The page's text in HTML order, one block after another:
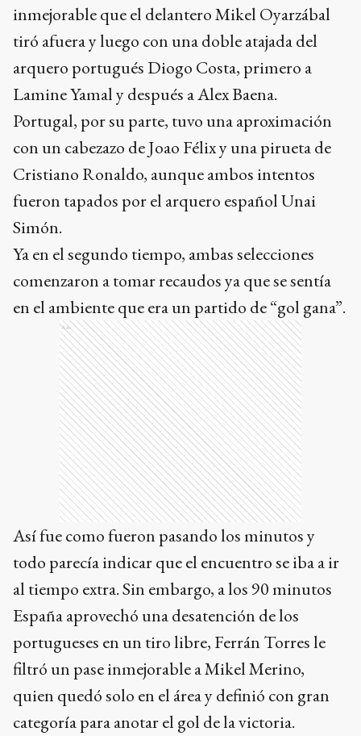
inmejorable que el delantero Mikel Oyarzábal
tiró afuera y luego con una doble atajada del
arquero portugués Diogo Costa, primero a
Lamine Yamal y después a Alex Baena.
Portugal, por su parte, tuvo una aproximación
con un cabezazo de Joao Félix y una pirueta de
Cristiano Ronaldo, aunque ambos intentos
fueron tapados por el arquero español Unai
Simón.
Ya en el segundo tiempo, ambas selecciones
comenzaron a tomar recaudos ya que se sentía
en el ambiente que era un partido de “gol gana”.
Ads
Así fue como fueron pasando los minutos y
todo parecía indicar que el encuentro se iba a ir
al tiempo extra. Sin embargo, a los 90 minutos
España aprovechó una desatención de los
portugueses en un tiro libre, Ferrán Torres le
filtró un pase inmejorable a Mikel Merino,
quien quedó solo en el área y definió con gran
categoría para anotar el gol de la victoria.